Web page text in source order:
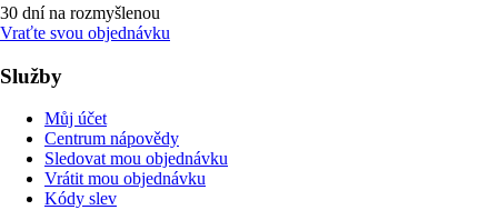
30 dní na rozmyšlenou
Vraťte svou objednávku
Služby
Můj účet
Centrum nápovědy
Sledovat mou objednávku
Vrátit mou objednávku
Kódy slev